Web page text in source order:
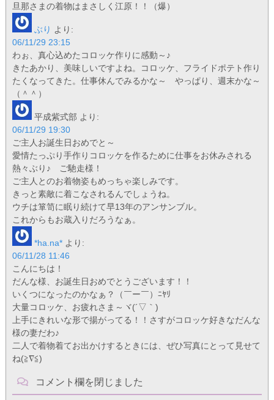
旦那さまの着物はまさしく江原！！（爆）
ぶり より:
06/11/29 23:15
わぉ、真心込めたコロッケ作りに感動～♪
きたあかり、美味しいですよね。コロッケ、フライドポテト作り
たくなってきた。仕事休んでみるかな～ やっぱり、週末かな～
（＾＾）
平成紫式部 より:
06/11/29 19:30
ご主人お誕生日おめでと～
愛情たっぷり手作りコロッケを作るために仕事をお休みされる
熱々ぶり♪ ご馳走様！
ご主人とのお着物姿もめっちゃ楽しみです。
きっと素敵に着こなされるんでしょうね。
ウチは箪笥に眠り続けて早13年のアンサンブル。
これからもお蔵入りだろうなぁ。
*ha.na* より:
06/11/28 11:46
こんにちは！
だんな様、お誕生日おめでとうございます！！
いくつになったのかなぁ？（￣ー￣）ﾆﾔﾘ
大量コロッケ、お疲れさま～ヾ(´▽｀)
上手にきれいな形で揚がってる！！さすがコロッケ好きなだんな
様の妻だわ♪
二人で着物着てお出かけするときには、ぜひ写真にとって見せて
ね(≧∇≦)
コメント欄を閉じました